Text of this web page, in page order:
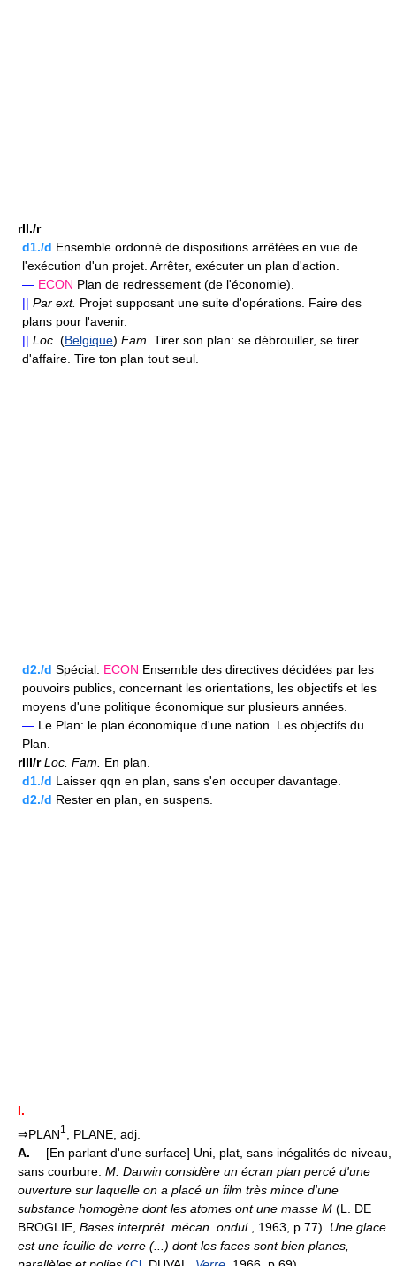
rII./r
d1./d Ensemble ordonné de dispositions arrêtées en vue de
l'exécution d'un projet. Arrêter, exécuter un plan d'action.
— ECON Plan de redressement (de l'économie).
|| Par ext. Projet supposant une suite d'opérations. Faire des
plans pour l'avenir.
|| Loc. (Belgique) Fam. Tirer son plan: se débrouiller, se tirer
d'affaire. Tire ton plan tout seul.
d2./d Spécial. ECON Ensemble des directives décidées par les
pouvoirs publics, concernant les orientations, les objectifs et les
moyens d'une politique économique sur plusieurs années.
— Le Plan: le plan économique d'une nation. Les objectifs du
Plan.
rIII/r Loc. Fam. En plan.
d1./d Laisser qqn en plan, sans s'en occuper davantage.
d2./d Rester en plan, en suspens.
I.
⇒PLAN1
, PLANE, adj.
A. —[En parlant d'une surface] Uni, plat, sans inégalités de niveau,
sans courbure. M. Darwin considère un écran plan percé d'une
ouverture sur laquelle on a placé un film très mince d'une
substance homogène dont les atomes ont une masse M (L. DE
BROGLIE, Bases interprét. mécan. ondul. , 1963, p.77). Une glace
est une feuille de verre (...) dont les faces sont bien planes,